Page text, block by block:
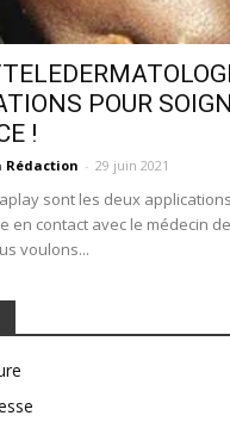
POUR
!
Rédaction - 29 juin 2021
sont les deux
en contact avec le médecin
voulons...